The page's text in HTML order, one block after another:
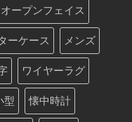
オープンフェイス
ーケース メンズ
ワイヤーラグ
型 懐中時計